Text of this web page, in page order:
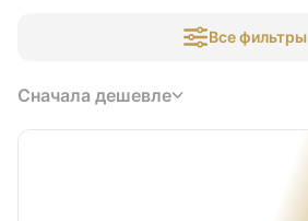
Все фильтры
Сначала дешевле